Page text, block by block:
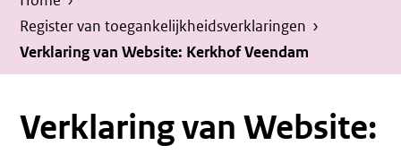
Zaken
en
Koninkrijksrelaties
bevindt
zich
hier:
Register van toegankelijkheids­verklaringen ›
Verklaring van Website: Kerkhof Veendam
Verklaring van Website: